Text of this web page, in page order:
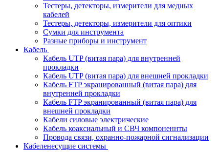
Тестеры, детекторы, измерители для медных
кабелей
Тестеры, детекторы, измерители для оптики
Сумки для инструмента
Разные приборы и инструмент
Кабель
Кабель UTP (витая пара) для внутренней
прокладки
Кабель UTP (витая пара) для внешней прокладки
Кабель FTP экранированный (витая пара) для
внутренней прокладки
Кабель FTP экранированный (витая пара) для
внешней прокладки
Кабели силовые электрические
Кабель коаксиальный и СВЧ компоненнты
Провода связи, охранно-пожарной сигнализации
Кабеленесущие системы